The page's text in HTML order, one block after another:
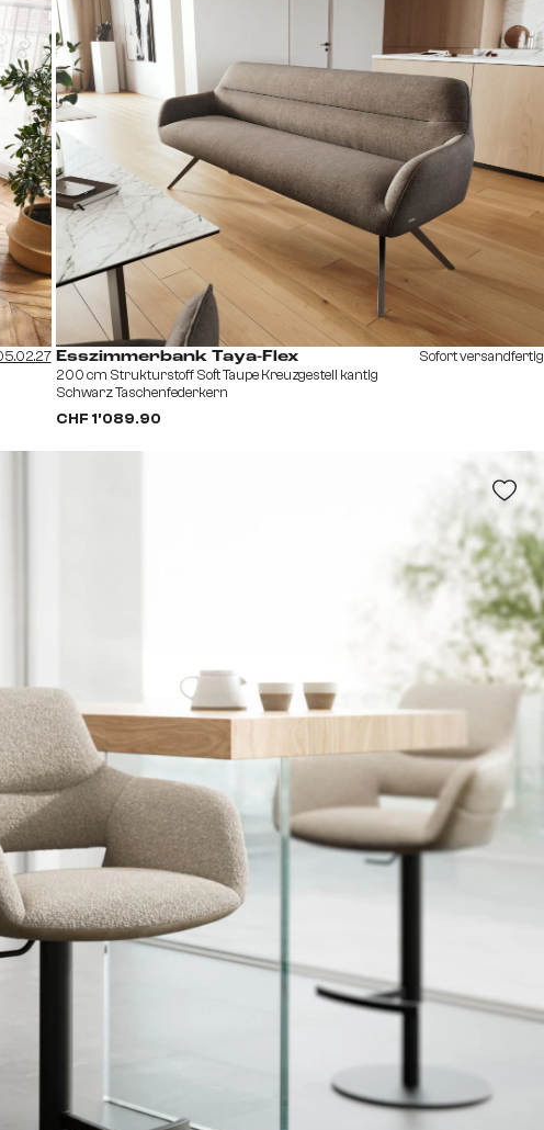
Esszimmerbank Taya-Flex
200 cm Strukturstoff Soft Taupe Kreuzgestell kantig
Schwarz Taschenfederkern
CHF 1’089.90
Sofort versandfertig